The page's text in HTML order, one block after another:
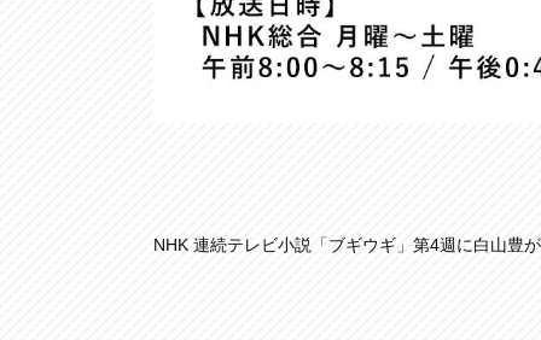
NHK 連続テレビ小説「ブギウギ」第4週に白山豊